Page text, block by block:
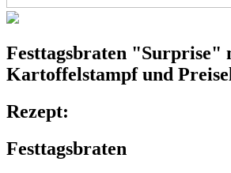
Festtagsbraten "Surprise"
Kartoffelstampf und
Rezept:
Festtagsbraten